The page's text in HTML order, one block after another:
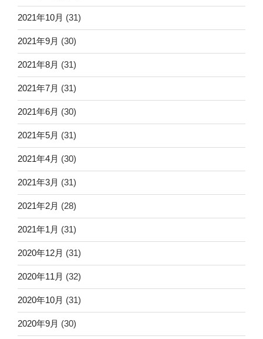
2021年10月 (31)
2021年9月 (30)
2021年8月 (31)
2021年7月 (31)
2021年6月 (30)
2021年5月 (31)
2021年4月 (30)
2021年3月 (31)
2021年2月 (28)
2021年1月 (31)
2020年12月 (31)
2020年11月 (32)
2020年10月 (31)
2020年9月 (30)